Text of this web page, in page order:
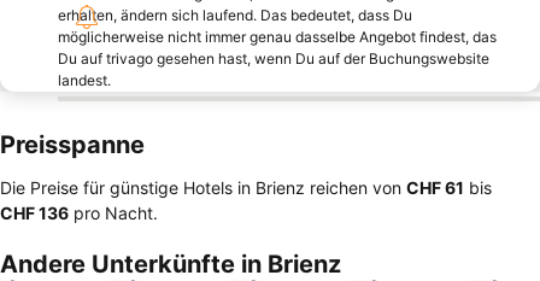
erhalten, ändern sich laufend. Das bedeutet, dass Du
möglicherweise nicht immer genau dasselbe Angebot findest, das
Du auf trivago gesehen hast, wenn Du auf der Buchungswebsite
landest.
Preisspanne
Die Preise für günstige Hotels in Brienz reichen von ‎CHF 61 bis
‎CHF 136 pro Nacht.
Andere Unterkünfte in Brienz